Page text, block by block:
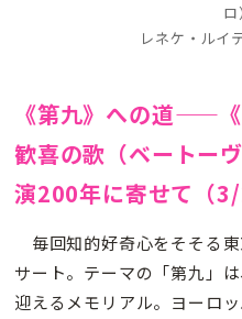
ロ
レネケ・ルイ
《第九》への道——
歓喜の歌（ベートー
演200年に寄せて（3/
毎回知的好奇心をそそる
サート。テーマの「第九」
迎えるメモリアル。ヨーロ